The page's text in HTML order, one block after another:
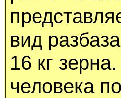
вид
16 кг
человека